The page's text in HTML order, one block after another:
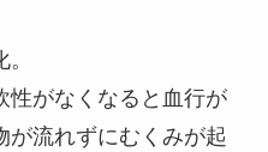
性がなくなると血行が
が流れずにむくみが起